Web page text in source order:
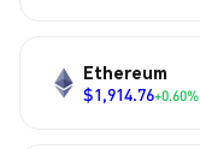
Ethereum
$1,914.76+0.60%